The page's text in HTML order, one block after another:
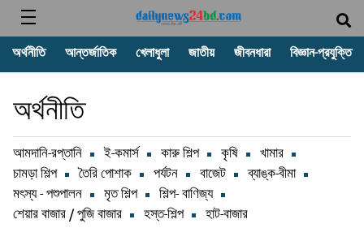
অর্থনীতি আন্তর্জাতিক খেলাধুলা জাতীয় জীবনধারা বিজ্ঞান-প্রযুক্তি
অর্থনীতি
আমদানি-রপ্তানি ই-কমার্স কারু শিল্প কৃষি
খামার
চামড়া শিল্প
তৈরি পোশাক পর্যটন বাজেট
ব্যাঙ্ক-বীমা
মৎস্য - পশুপালন
মৃত শিল্প
শিল্প- বাণিজ্য
শেয়ার বাজার / পুজি বাজার
হস্ত-শিল্প হাট-বাজার